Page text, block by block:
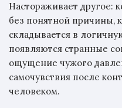
Настораживает другое:
без понятной причины,
складывается в
появляются странные
ощущение чужого
самочувствия после
человеком.